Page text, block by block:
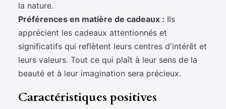
la nature.
Préférences en matière de cadeaux : Ils
apprécient les cadeaux attentionnés et
significatifs qui reflètent leurs centres d'intérêt et
leurs valeurs. Tout ce qui plaît à leur sens de la
beauté et à leur imagination sera précieux.
Caractéristiques positives